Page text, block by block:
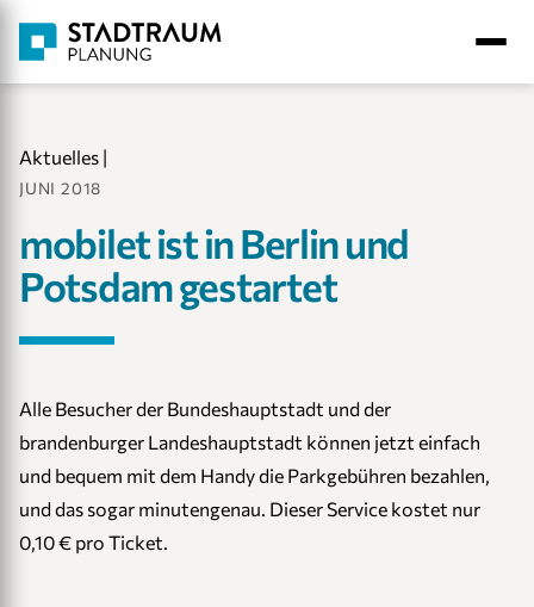
Aktuelles |
JUNI 2018
mobilet ist in Berlin und
Potsdam gestartet
Alle Besucher der Bundeshauptstadt und der
brandenburger Landeshauptstadt können jetzt einfach
und bequem mit dem Handy die Parkgebühren bezahlen,
und das sogar minutengenau. Dieser Service kostet nur
0,10 € pro Ticket.